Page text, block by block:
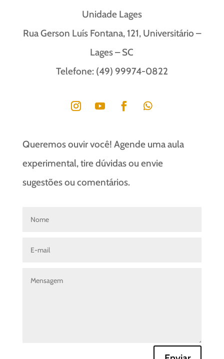
Unidade Lages
Rua Gerson Luís Fontana, 121, Universitário –
Lages – SC
Telefone: (49) 99974-0822
Queremos ouvir você! Agende uma aula
experimental, tire dúvidas ou envie
sugestões ou comentários.